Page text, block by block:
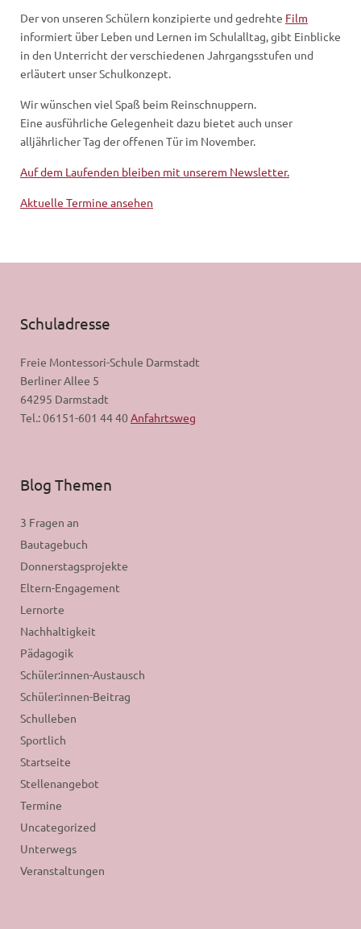
Der von unseren Schülern konzipierte und gedrehte Film
informiert über Leben und Lernen im Schulalltag, gibt Einblicke
in den Unterricht der verschiedenen Jahrgangsstufen und
erläutert unser Schulkonzept.
Wir wünschen viel Spaß beim Reinschnuppern.
Eine ausführliche Gelegenheit dazu bietet auch unser
alljährlicher Tag der offenen Tür im November.
Auf dem Laufenden bleiben mit unserem Newsletter.
Aktuelle Termine ansehen
Schuladresse
Freie Montessori-Schule Darmstadt
Berliner Allee 5
64295 Darmstadt
Tel.: 06151-601 44 40 Anfahrtsweg
Blog Themen
3 Fragen an
Bautagebuch
Donnerstagsprojekte
Eltern-Engagement
Lernorte
Nachhaltigkeit
Pädagogik
Schüler:innen-Austausch
Schüler:innen-Beitrag
Schulleben
Sportlich
Startseite
Stellenangebot
Termine
Uncategorized
Unterwegs
Veranstaltungen